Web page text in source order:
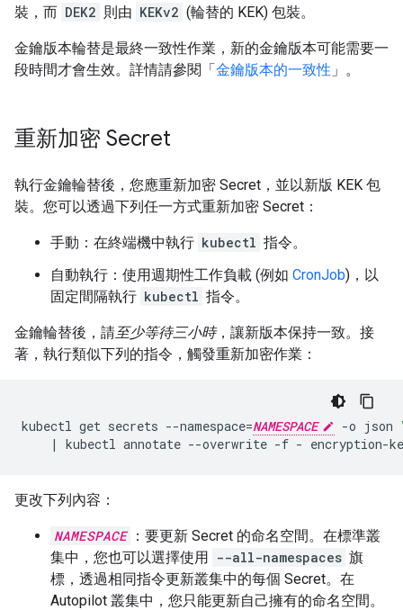
裝，而 DEK2 則由 KEKv2 (輪替的 KEK) 包裝。
金鑰版本輪替是最終一致性作業，新的金鑰版本可能需要一
段時間才會生效。詳情請參閱「金鑰版本的一致性 」。
重新加密 Secret
執行金鑰輪替後，您應重新加密 Secret，並以新版 KEK 包
裝。您可以透過下列任一方式重新加密 Secret：
手動：在終端機中執行 kubectl 指令。
自動執行：使用週期性工作負載 (例如 CronJob)，以
固定間隔執行 kubectl 指令。
金鑰輪替後，請至少等待三小時，讓新版本保持一致。接
著，執行類似下列的指令，觸發重新加密作業：
kubectl get secrets --namespace=NAMESPACE -o json
|
kubectl annotate --overwrite -f - encryption-
更改下列內容：
NAMESPACE ：要更新 Secret 的命名空間。在標準叢
集中，您也可以選擇使用 --all-namespaces 旗
標，透過相同指令更新叢集中的每個 Secret。在
Autopilot 叢集中，您只能更新自己擁有的命名空間。